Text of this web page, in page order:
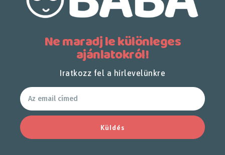
Ne maradj le különleges
ajánlatokról!
Iratkozz fel a hírlevelünkre
Küldés